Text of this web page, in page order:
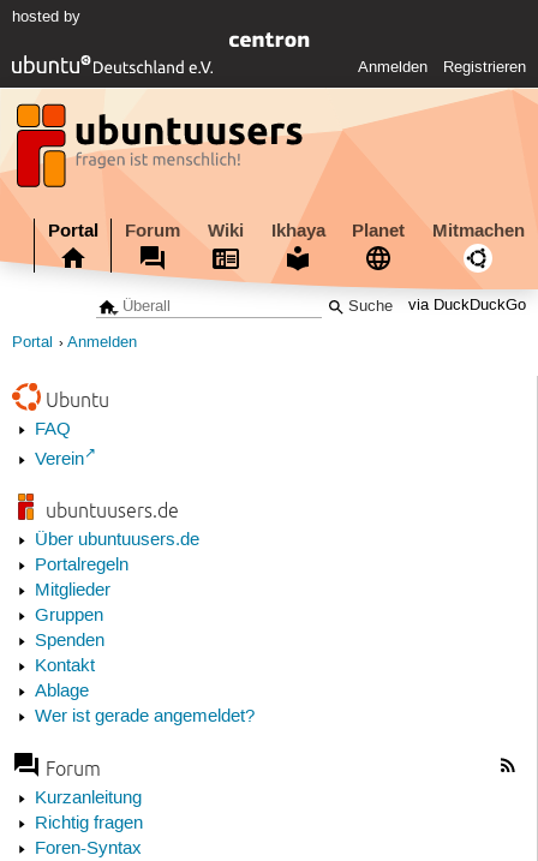
hosted by
Anmelden Registrieren
Portal Forum Wiki Ikhaya Planet Mitmachen
via DuckDuckGo
Portal Anmelden
Ubuntu
FAQ
Verein
ubuntuusers.de
Über ubuntuusers.de
Portalregeln
Mitglieder
Gruppen
Spenden
Kontakt
Ablage
Wer ist gerade angemeldet?
Forum
Kurzanleitung
Richtig fragen
Foren-Syntax